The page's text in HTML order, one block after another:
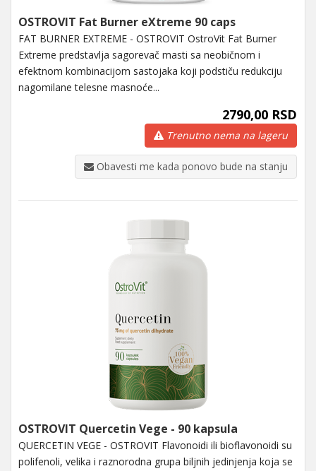
OSTROVIT Fat Burner eXtreme 90 caps
FAT BURNER EXTREME - OSTROVIT OstroVit Fat Burner
Extreme predstavlja sagorevač masti sa neobičnom i
efektnom kombinacijom sastojaka koji podstiču redukciju
nagomilane telesne masnoće...
2790,00 RSD
Trenutno nema na lageru
Obavesti me kada ponovo bude na stanju
OSTROVIT Quercetin Vege - 90 kapsula
QUERCETIN VEGE - OSTROVIT Flavonoidi ili bioflavonoidi su
polifenoli, velika i raznorodna grupa biljnih jedinjenja koja se